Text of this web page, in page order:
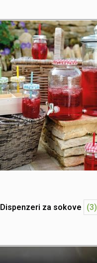
Dispenzeri za sokove (3)